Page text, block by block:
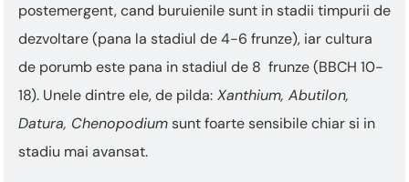
postemergent, cand buruienile sunt in stadii timpurii de
dezvoltare (pana la stadiul de 4-6 frunze), iar cultura
de porumb este pana in stadiul de 8 frunze (BBCH 10-
18). Unele dintre ele, de pilda: Xanthium, Abutilon,
Datura, Chenopodiumsunt foarte sensibile chiar si in
stadiu mai avansat.